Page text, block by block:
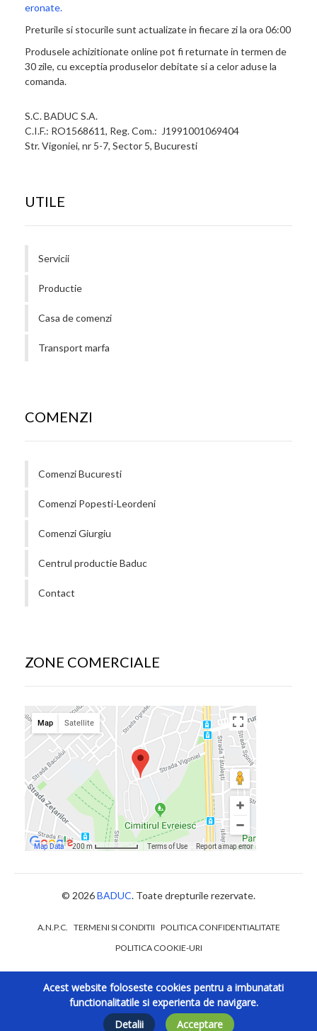
eronate.
Preturile si stocurile sunt actualizate in fiecare zi la ora 06:00
Produsele achizitionate online pot fi returnate in termen de
30 zile, cu exceptia produselor debitate si a celor aduse la
comanda.
S.C. BADUC S.A.
C.I.F.: RO1568611, Reg. Com.: J1991001069404
Str. Vigoniei, nr 5-7, Sector 5, Bucuresti
UTILE
Servicii
Productie
Casa de comenzi
Transport marfa
COMENZI
Comenzi Bucuresti
Comenzi Popesti-Leordeni
Comenzi Giurgiu
Centrul productie Baduc
Contact
ZONE COMERCIALE
© 2026BADUC. Toate drepturile rezervate.
A.N.P.C. TERMENI SI CONDITII POLITICA CONFIDENTIALITATE
POLITICA COOKIE-URI
Acest website foloseste cookies pentru a imbunatati
functionalitatile si experienta de navigare.
Detalii
Acceptare